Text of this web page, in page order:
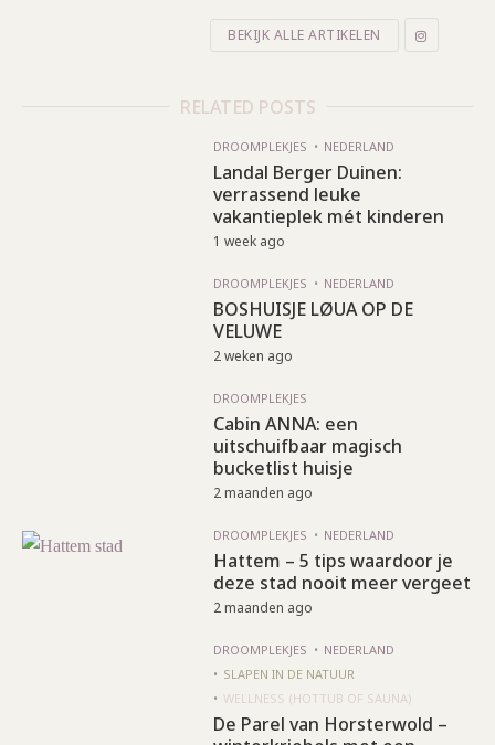
BEKIJK ALLE ARTIKELEN
RELATED POSTS
DROOMPLEKJES NEDERLAND
Landal Berger Duinen:
verrassend leuke
vakantieplek mét kinderen
1 week ago
DROOMPLEKJES NEDERLAND
BOSHUISJE LØUA OP DE
VELUWE
2 weken ago
DROOMPLEKJES
Cabin ANNA: een
uitschuifbaar magisch
bucketlist huisje
2 maanden ago
DROOMPLEKJES NEDERLAND
Hattem – 5 tips waardoor je
deze stad nooit meer vergeet
2 maanden ago
DROOMPLEKJES
NEDERLAND
SLAPEN IN DE NATUUR
WELLNESS (HOTTUB OF SAUNA)
De Parel van Horsterwold –